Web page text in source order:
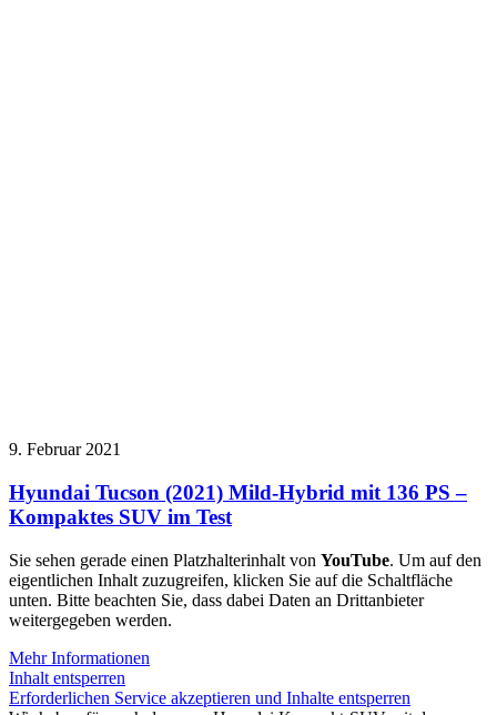
9. Februar 2021
Hyundai Tucson (2021) Mild-Hybrid mit 136 PS –
Kompaktes SUV im Test
Sie sehen gerade einen Platzhalterinhalt von YouTube. Um auf den
eigentlichen Inhalt zuzugreifen, klicken Sie auf die Schaltfläche
unten. Bitte beachten Sie, dass dabei Daten an Drittanbieter
weitergegeben werden.
Mehr Informationen
Inhalt entsperren
Erforderlichen Service akzeptieren und Inhalte entsperren